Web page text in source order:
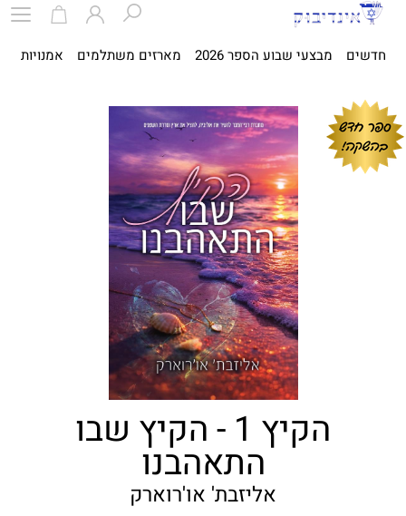
חדשים מבצעי שבוע הספר 2026 מארזים משתלמים אמנויות
הקיץ 1 - הקיץ שבו
התאהבנו
אליזבת' או'רוארק